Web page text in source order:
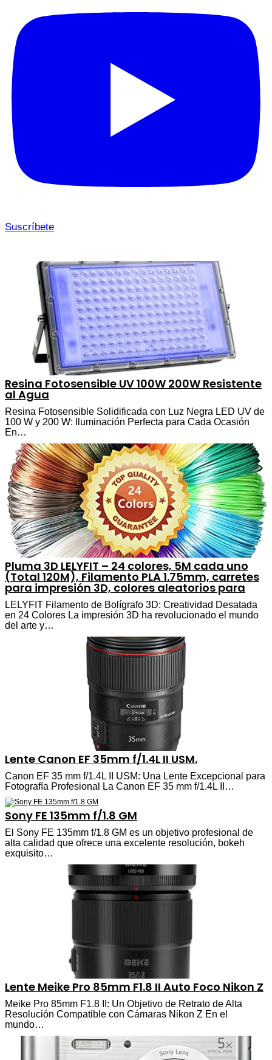
Suscríbete
Resina Fotosensible UV 100W 200W Resistente
al Agua
Resina Fotosensible Solidificada con Luz Negra LED UV de
100 W y 200 W: Iluminación Perfecta para Cada Ocasión
En…
Pluma 3D LELYFIT – 24 colores, 5M cada uno
(Total 120M), Filamento PLA 1.75mm, carretes
para impresión 3D, colores aleatorios para
LELYFIT Filamento de Bolígrafo 3D: Creatividad Desatada
en 24 Colores La impresión 3D ha revolucionado el mundo
del arte y…
Lente Canon EF 35mm f/1.4L II USM.
Canon EF 35 mm f/1.4L II USM: Una Lente Excepcional para
Fotografía Profesional La Canon EF 35 mm f/1.4L II…
Sony FE 135mm f/1.8 GM
El Sony FE 135mm f/1.8 GM es un objetivo profesional de
alta calidad que ofrece una excelente resolución, bokeh
exquisito…
Lente Meike Pro 85mm F1.8 II Auto Foco Nikon Z
Meike Pro 85mm F1.8 II: Un Objetivo de Retrato de Alta
Resolución Compatible con Cámaras Nikon Z En el
mundo…